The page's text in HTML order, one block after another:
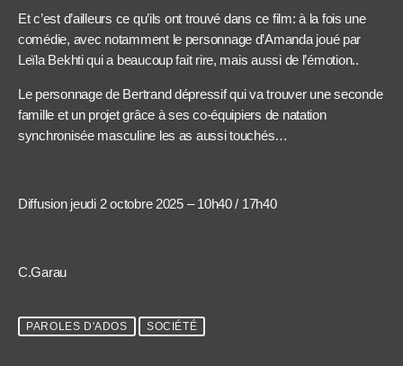
Et c’est d’ailleurs ce qu’ils ont trouvé dans ce film: à la fois une
comédie, avec notamment le personnage d’Amanda joué par
Leïla Bekhti qui a beaucoup fait rire, mais aussi de l’émotion..
Le personnage de Bertrand dépressif qui va trouver une seconde
famille et un projet grâce à ses co-équipiers de natation
synchronisée masculine les as aussi touchés…
Diffusion jeudi 2 octobre 2025 – 10h40 / 17h40
C.Garau
PAROLES D'ADOS SOCIÉTÉ